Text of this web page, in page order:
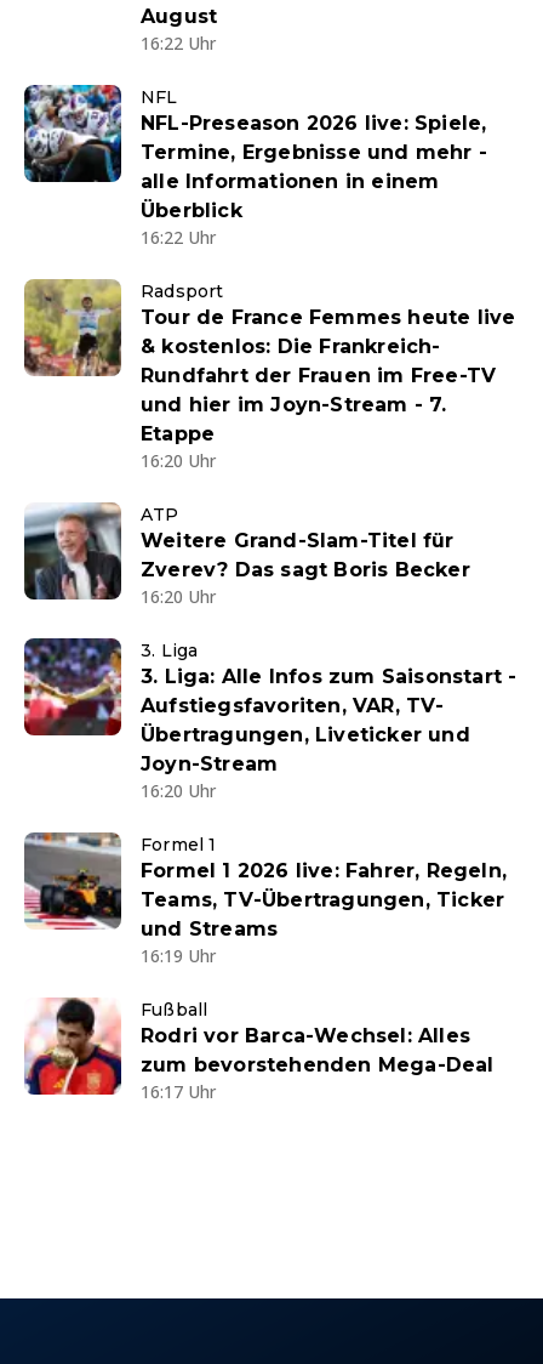
August
16:22 Uhr
NFL
NFL-Preseason 2026 live: Spiele,
Termine, Ergebnisse und mehr -
alle Informationen in einem
Überblick
16:22 Uhr
Radsport
Tour de France Femmes heute live
& kostenlos: Die Frankreich-
Rundfahrt der Frauen im Free-TV
und hier im Joyn-Stream - 7.
Etappe
16:20 Uhr
ATP
Weitere Grand-Slam-Titel für
Zverev? Das sagt Boris Becker
16:20 Uhr
3. Liga
3. Liga: Alle Infos zum Saisonstart -
Aufstiegsfavoriten, VAR, TV-
Übertragungen, Liveticker und
Joyn-Stream
16:20 Uhr
Formel 1
Formel 1 2026 live: Fahrer, Regeln,
Teams, TV-Übertragungen, Ticker
und Streams
16:19 Uhr
Fußball
Rodri vor Barca-Wechsel: Alles
zum bevorstehenden Mega-Deal
16:17 Uhr